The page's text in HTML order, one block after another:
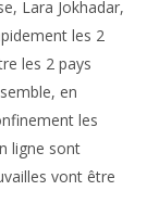
Lara Jokhadar,
les 2
les 2 pays
en
les
ligne sont
vont être